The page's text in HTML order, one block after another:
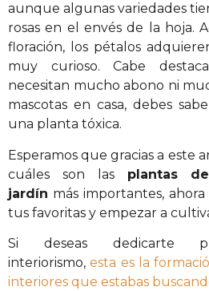
aunque algunas variedades
rosas en el envés de la hoja.
floración, los pétalos
muy curioso. Cabe
necesitan mucho abono ni
mascotas en casa, debes
una planta tóxica.
Esperamos que gracias a este
cuáles son las plantas
jardín más importantes,
tus favoritas y empezar a
Si deseas dedicarte
interiorismo,esta es la
interiores que estabas